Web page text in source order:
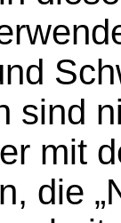
sind
mit
die